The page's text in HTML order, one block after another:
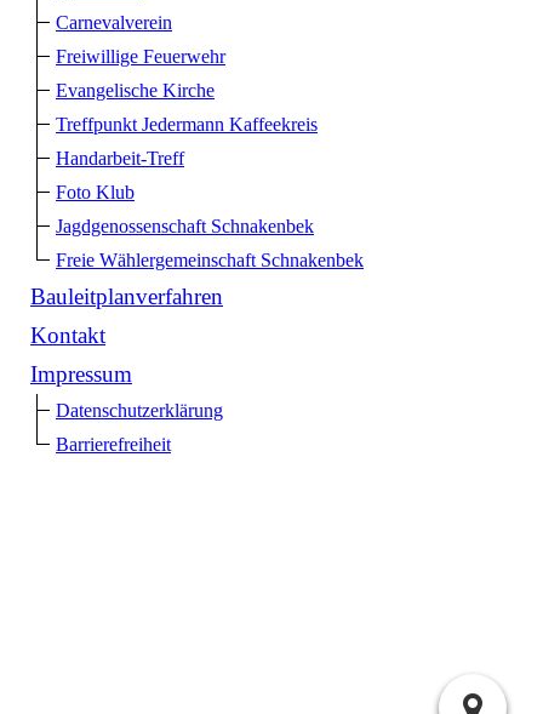
Carnevalverein
Freiwillige Feuerwehr
Evangelische Kirche
Treffpunkt Jedermann Kaffeekreis
Handarbeit-Treff
Foto Klub
Jagdgenossenschaft Schnakenbek
Freie Wählergemeinschaft Schnakenbek
Bauleitplanverfahren
Kontakt
Impressum
Datenschutzerklärung
Barrierefreiheit